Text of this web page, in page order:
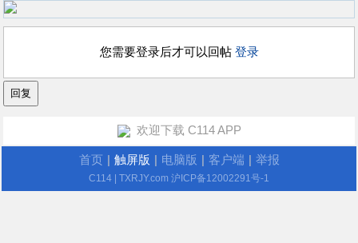
您需要登录后才可以回帖 登录
欢迎下载 C114 APP
首页 触屏版 电脑版 客户端 举报
C114 | TXRJY.com 沪ICP备12002291号-1